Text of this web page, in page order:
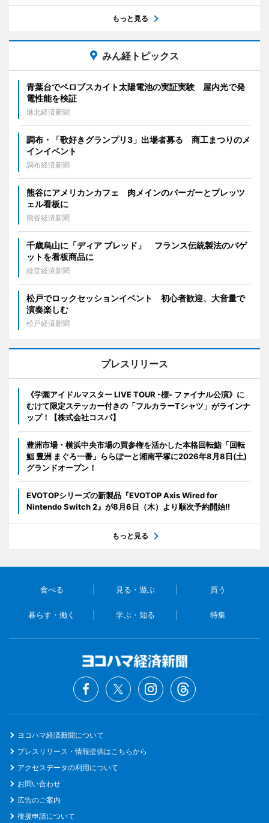
もっと見る
みん経トピックス
青葉台でペロブスカイト太陽電池の実証実験 屋内光で発
電性能を検証
港北経済新聞
調布・「歌好きグランプリ3」出場者募る 商工まつりのメ
インイベント
調布経済新聞
熊谷にアメリカンカフェ 肉メインのバーガーとプレッツ
ェル看板に
熊谷経済新聞
千歳烏山に「ディア ブレッド」 フランス伝統製法のバゲ
ットを看板商品に
経堂経済新聞
松戸でロックセッションイベント 初心者歓迎、大音量で
演奏楽しむ
松戸経済新聞
プレスリリース
《学園アイドルマスター LIVE TOUR -標- ファイナル公演》に
むけて限定ステッカー付きの「フルカラーTシャツ」がラインナ
ップ！【株式会社コスパ】
豊洲市場・横浜中央市場の買参権を活かした本格回転鮨「回転
鮨 豊洲 まぐろ一番」ららぽーと湘南平塚に2026年8月8日(土)
グランドオープン！
EVOTOPシリーズの新製品『EVOTOP Axis Wired for
Nintendo Switch 2』が8月6日（木）より順次予約開始!!
もっと見る
食べる 見る・遊ぶ 買う
暮らす・働く 学ぶ・知る 特集
ヨコハマ経済新聞について
プレスリリース・情報提供はこちらから
アクセスデータの利用について
お問い合わせ
広告のご案内
後援申請について